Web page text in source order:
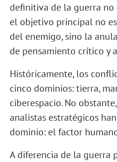
definitiva de la guerra no
el objetivo principal no
del enemigo, sino la
de pensamiento crítico y
Históricamente, los
cinco dominios: tierra,
ciberespacio. No
analistas estratégicos
dominio: el factor
A diferencia de la guerra